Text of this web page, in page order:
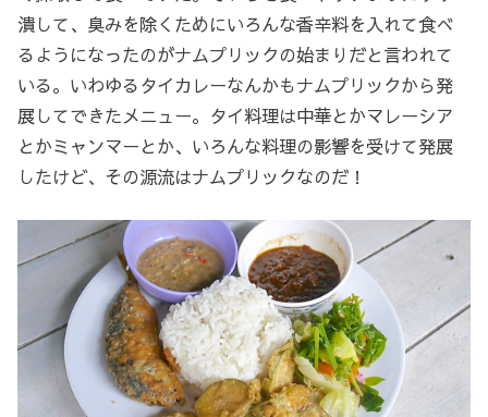
潰して、臭みを除くためにいろんな香辛料を入れて食べ
るようになったのがナムプリックの始まりだと言われて
いる。いわゆるタイカレーなんかもナムプリックから発
展してできたメニュー。タイ料理は中華とかマレーシア
とかミャンマーとか、いろんな料理の影響を受けて発展
したけど、その源流はナムプリックなのだ！